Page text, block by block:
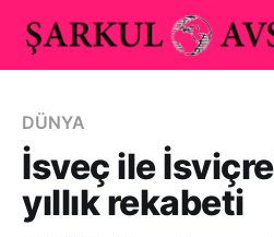
DÜNYA
İsveç ile
yıllık rekabeti